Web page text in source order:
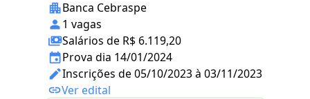
Banca Cebraspe
1 vagas
Salários de R$ 6.119,20
Prova dia 14/01/2024
Inscrições de 05/10/2023 à 03/11/2023
Ver edital